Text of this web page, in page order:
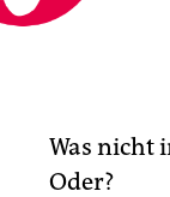
Was nicht
Oder?